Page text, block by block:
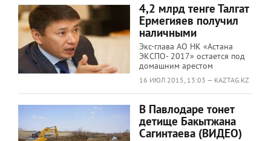
4,2 млрд тенге Талгат
Ермегияев получил
наличными
Экс-глава АО НК «Астана
ЭКСПО- 2017» остается под
домашним арестом
16 ИЮЛ 2015, 13:03 — KAZTAG.KZ
В Павлодаре тонет
детище Бакытжана
Сагинтаева (ВИДЕО)